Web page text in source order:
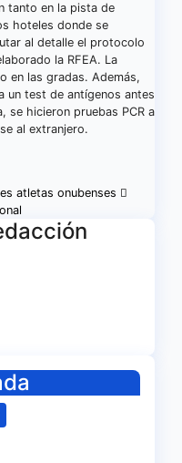
tanto en la pista de
hoteles donde se
al detalle el protocolo
la RFEA. La
en las gradas. Además,
un test de antígenos antes
se hicieron pruebas PCR a
al extranjero.
atletas onubenses